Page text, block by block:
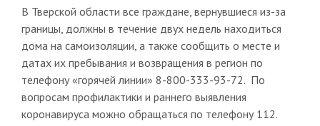
В Тверской области все граждане, вернувшиеся из-за
границы, должны в течение двух недель находиться
дома на самоизоляции, а также сообщить о месте и
датах их пребывания и возвращения в регион по
телефону «горячей линии» 8-800-333-93-72. По
вопросам профилактики и раннего выявления
коронавируса можно обращаться по телефону 112.